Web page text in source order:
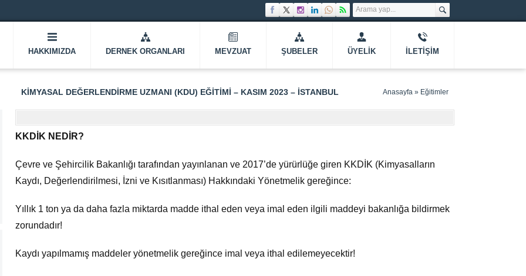
HAKKIMIZDA DERNEK ORGANLARI MEVZUAT ŞUBELER ÜYELIK İLETIŞIM
KIMYASAL DEĞERLENDIRME UZMANI (KDU) EĞITIMI – KASIM 2023 – İSTANBUL Anasayfa » Eğitimler
KKDİK NEDİR?
Çevre ve Şehircilik Bakanlığı tarafından yayınlanan ve 2017’de yürürlüğe giren KKDİK (Kimyasalların
Kaydı, Değerlendirilmesi, İzni ve Kısıtlanması) Hakkındaki Yönetmelik gereğince:
Yıllık 1 ton ya da daha fazla miktarda madde ithal eden veya imal eden ilgili maddeyi bakanlığa bildirmek
zorundadır!
Kaydı yapılmamış maddeler yönetmelik gereğince imal veya ithal edilemeyecektir!